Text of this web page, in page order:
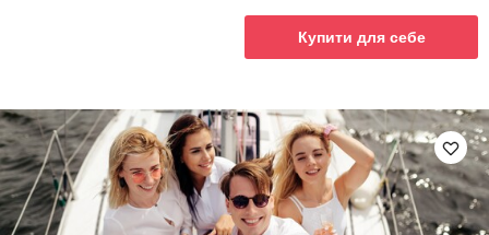
Купити для себе